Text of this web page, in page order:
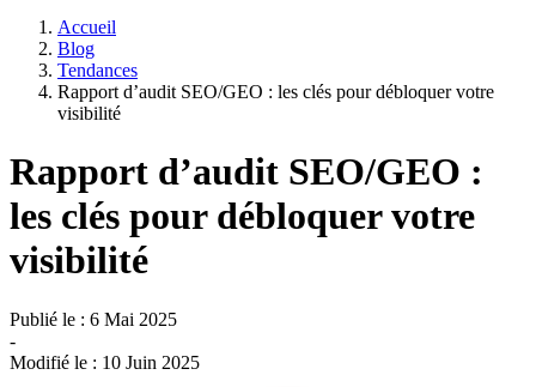
Accueil
Blog
Tendances
Rapport d’audit SEO/GEO : les clés pour débloquer votre
visibilité
Rapport d’audit SEO/GEO :
les clés pour débloquer votre
visibilité
Publié le : 6 Mai 2025
-
Modifié le : 10 Juin 2025